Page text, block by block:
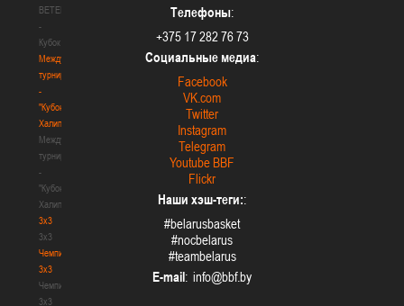
BETERA
-
Кубок
Международный
турнир
-
"Кубок
Халипского"
Международный
турнир
-
"Кубок
Халипского"
3x3
3x3
Чемпионат
3х3
Чемпионат
3х3
Телефоны:
+375 17 282 76 73
Социальные медиа:
Facebook
VK.com
Twitter
Instagram
Telegram
Youtube BBF
Flickr
Наши хэш-теги::
#belarusbasket
#nocbelarus
#teambelarus
E-mail: